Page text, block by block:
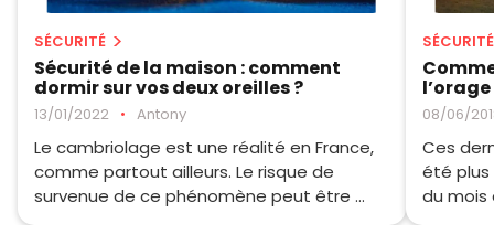
SÉCURITÉ
Sécurité de la maison : comment
dormir sur vos deux oreilles ?
13/01/2022 • Antony
Le cambriolage est une réalité en France,
comme partout ailleurs. Le risque de
survenue de ce phénomène peut être ...
SÉCURITÉ
08/06/
Ces
été plus
du mois